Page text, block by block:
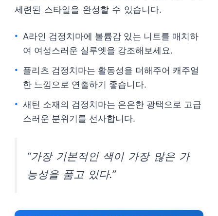
세련된 스타일을 완성할 수 있습니다.
A라인 검정치마에 볼륨감 있는 니트를 매치하
여 여성스러운 실루엣을 강조해보세요.
플리츠 검정치마는 활동성을 더해주어 캐주얼
한 느낌으로 연출하기 좋습니다.
새틴 소재의 검정치마는 은은한 광택으로 고급
스러운 분위기를 선사합니다.
“가장 기본적인 색이 가장 많은 가
능성을 품고 있다.”